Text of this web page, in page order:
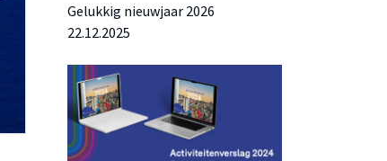
Gelukkig nieuwjaar 2026
22.12.2025